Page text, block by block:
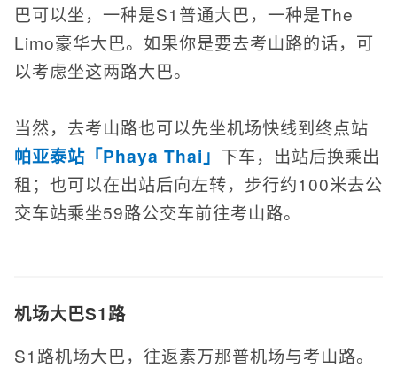
巴可以坐，一种是S1普通大巴，一种是The
Limo豪华大巴。如果你是要去考山路的话，可
以考虑坐这两路大巴。
当然，去考山路也可以先坐机场快线到终点站
帕亚泰站「Phaya Thai」 下车，出站后换乘出
租；也可以在出站后向左转，步行约100米去公
交车站乘坐59路公交车前往考山路。
机场大巴S1路
S1路机场大巴，往返素万那普机场与考山路。